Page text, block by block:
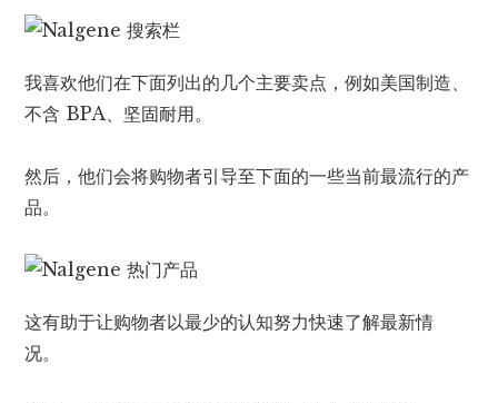
我喜欢他们在下面列出的几个主要卖点，例如美国制造、
不含 BPA、坚固耐用。
然后，他们会将购物者引导至下面的一些当前最流行的产
品。
这有助于让购物者以最少的认知努力快速了解最新情
况。